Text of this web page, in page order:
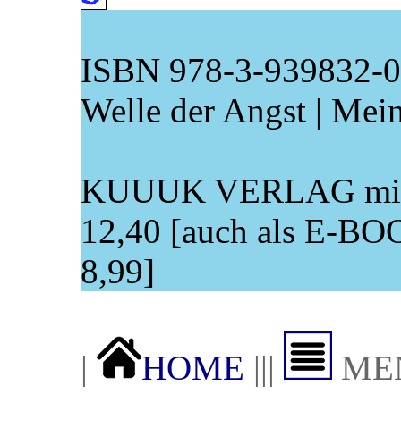
ISBN 978-3-939832-
Welle der Angst |
KUUUK VERLAG
12,40 [auch als E-
8,99]
| HOME |||